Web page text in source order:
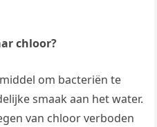
chloor?
om bacteriën te
smaak aan het water.
van chloor verboden